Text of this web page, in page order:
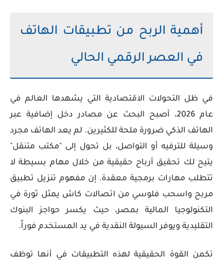
أهمية الربح من تطبيقات الهاتف
في العصر الرقمي الحالي
في ظل التحولات الاقتصادية التي يشهدها العالم في
عام2026، أصبح البحث عنمصادر دخل إضافيةعبر
الهاتف الذكي ضرورة ملحة للكثيرين. لم يعد الهاتف مجرد
وسيلة للترفيه أو التواصل، بل تحول إلى "مكتب متنقل"
يتيح لك تحقيق أرباح حقيقية من خلال مهام بسيطة لا
تتطلب مهارات برمجية معقدة. إن مفهومتنزيل تطبيق
مربح واسحب فلوسي من اتصالات كاشيمثل ثورة في
التكنولوجيا المالية بمصر، حيث يكسر حواجز البنوك
التقليدية ويوفر السيولة النقدية في يد المستخدم فوراً.
تكمن القوة الحقيقية لهذه التطبيقات في أنها توظف